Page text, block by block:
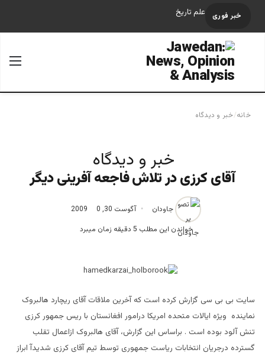
خبر فوری علم تاریخ
جستجو برای
خانه/خبر و دیدگاه
خبر و دیدگاه
آقای کرزی در تلاش فاجعه آفرینی دیگر
جاودان آگوست 30, 2009
0
خواندن این مطلب 5 دقیقه زمان میبرد
سایت بی بی سی گزارش کرده است که آخرین ملاقات آقای ریچارد هالبروک
نماینده ویژه ایالات متحده امریکا درامور افغانستان با ریس جمهور کرزی
تنش آلود بوده است . براساس این گزارش، آقای هالبروک ازاعمال تقلب
گسترده درجریان انتخابات ریاست جمهوری توسط تیم آقای کرزی شدیدآ ابراز